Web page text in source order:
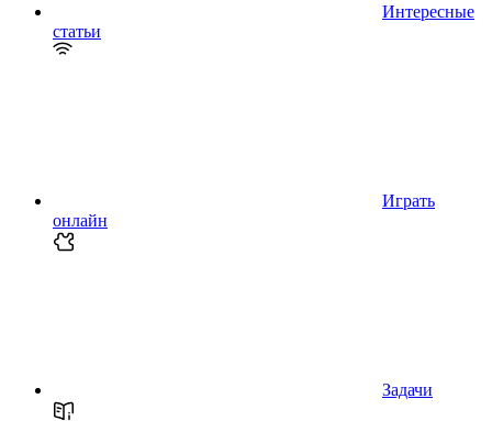
Интересные
статьи
Играть
онлайн
Задачи